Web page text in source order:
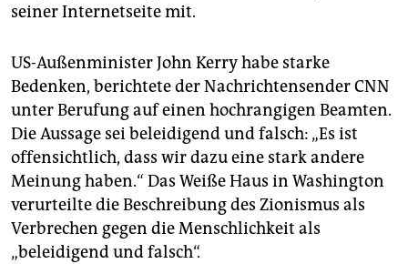
seiner Internetseite mit.
US-Außenminister John Kerry habe starke
Bedenken, berichtete der Nachrichtensender CNN
unter Berufung auf einen hochrangigen Beamten.
Die Aussage sei beleidigend und falsch: „Es ist
offensichtlich, dass wir dazu eine stark andere
Meinung haben.“ Das Weiße Haus in Washington
verurteilte die Beschreibung des Zionismus als
Verbrechen gegen die Menschlichkeit als
„beleidigend und falsch“.